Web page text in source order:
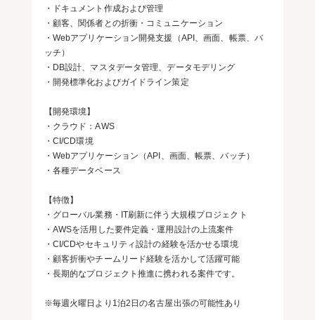
・ドキュメント作成および管理
・顧客、関係者との折衝・コミュニケーション
・Webアプリケーション開発支援（API、画面、帳票、バ
ッチ）
・DB設計、マスタデータ管理、データモデリング
・開発標準化およびガイドライン策定
【開発環境】
・クラウド：AWS
・CI/CD環境
・Webアプリケーション（API、画面、帳票、バッチ）
・各種データベース
【特徴】
・グローバル業務・IT刷新に伴う大規模プロジェクト
・AWSを活用した要件定義・運用設計の上流案件
・CI/CDやセキュリティ設計の経験を活かせる環境
・顧客折衝やチームリード経験を活かして活躍可能
・長期的なプロジェクト推進に携われる案件です。
※毎週火曜日より1泊2日の名古屋出張の可能性あり